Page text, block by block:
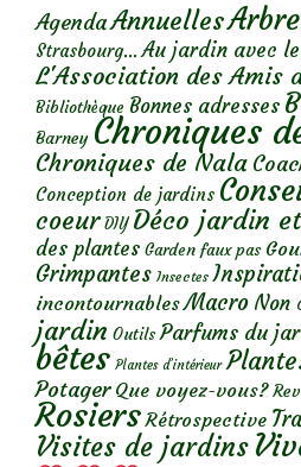
AgendaAnnuelles
Strasbourg... Au jardin avec
L'Association des Amis
Bibliothèque Bonnes adresses
Barney Chroniques
Chroniques de Nala
Conception de jardins
coeur DIY Déco jardin
des plantes Garden faux pas
Grimpantes Insectes
incontournables Macro Non
jardin Outils Parfums du
bêtes Plantes d’intérieur
Potager Que voyez-vous?
Rosiers Rétrospective
Visites de jardins